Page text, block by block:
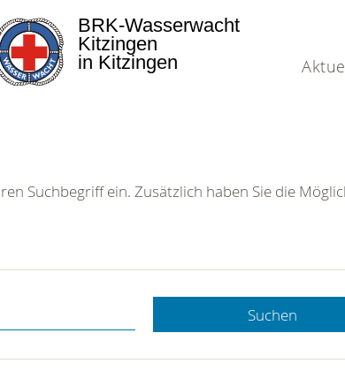
BRK-Wasserwacht
Kitzingen
in Kitzingen
Hotline.
gerne.
Suchbegriff ein. Zusätzlich haben Sie die
Suchen